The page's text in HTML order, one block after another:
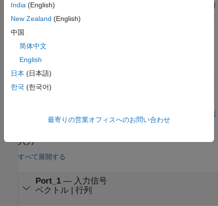
ターまたは固定小数点フィルターを効率的に実装するために使用
します。これらのブロックは、Digital Filter Design ブロックとま
例
Display Frequency-Domain Data in Spectrum Analyzer
Use a Spectrum Analyzer block to display the frequency content
of two frame-based signals simultaneously. The Spectrum
モデルを開く
入力
すべて展開する
Port_1— 入力信号
ベクトル | 行列
India (English)
New Zealand (English)
中国
简体中文
English
日本 (日本語)
한국 (한국어)
最寄りの営業オフィスへのお問い合わせ